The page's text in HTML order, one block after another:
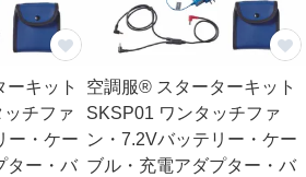
キット
チファ
ー・ケー
ター・バ
空調服® スターターキット
SKSP01 ワンタッチファ
ン・7.2Vバッテリー・ケー
ブル・充電アダプター・バ